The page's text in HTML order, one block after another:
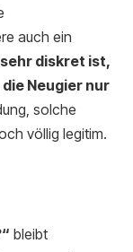
auch ein
diskret ist,
Neugier nur
solche
völlig legitim.
bleibt